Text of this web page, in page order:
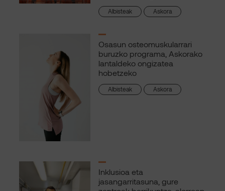
Albisteak Askora
Osasun osteomuskularrari
buruzko programa, Askorako
lantaldeko ongizatea
hobetzeko
Albisteak Askora
Inklusioa eta
jasangarritasuna, gure